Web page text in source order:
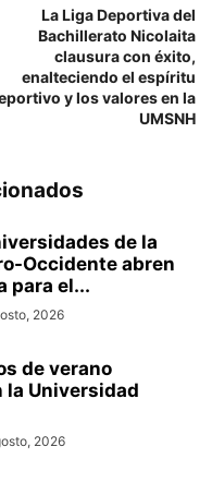
La Liga Deportiva del
Bachillerato Nicolaita
clausura con éxito,
enalteciendo el espíritu
y los valores en la
UMSNH
de la
Occidente abren
para el...
2026
de verano
Universidad
2026